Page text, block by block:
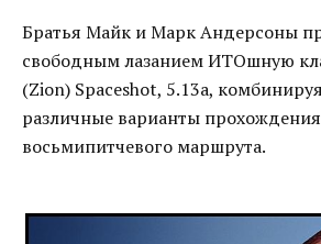
Братья Майк и Марк Андерсоны
свободным лазанием ИТОшную
(Zion) Spaceshot, 5.13a,
различные варианты
восьмипитчевого маршрута.